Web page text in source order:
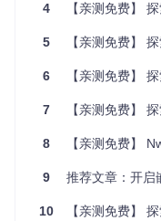
师，M5Atom库都提
新之旅！
4 【亲测免费】 探
5 【亲测免费】 探索高
6 【亲测免费】 探索
7 【亲测免费】 探索
8 【亲测免费】
9 推荐文章：开启嵌
10 【亲测免费】 探索